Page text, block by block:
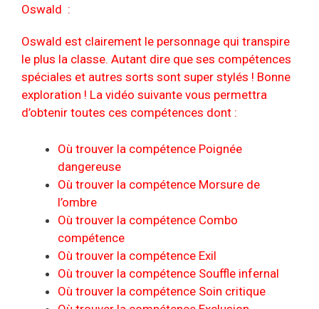
Oswald :
Oswald est clairement le personnage qui transpire
le plus la classe. Autant dire que ses compétences
spéciales et autres sorts sont super stylés ! Bonne
exploration ! La vidéo suivante vous permettra
d’obtenir toutes ces compétences dont :
Où trouver la compétence Poignée
dangereuse
Où trouver la compétence Morsure de
l’ombre
Où trouver la compétence Combo
compétence
Où trouver la compétence Exil
Où trouver la compétence Souffle infernal
Où trouver la compétence Soin critique